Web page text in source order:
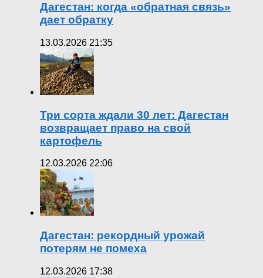
Дагестан: когда «обратная связь»
дает обратку
13.03.2026 21:35
Три сорта ждали 30 лет: Дагестан
возвращает право на свой
картофель
12.03.2026 22:06
Дагестан: рекордный урожай
потерям не помеха
12.03.2026 17:38